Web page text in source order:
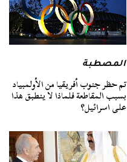
المصطبة
تم حظر جنوب أفريقيا من الأولمبياد
بسبب المقاطعة فلماذا لا ينطبق هذا
على اسرائيل؟